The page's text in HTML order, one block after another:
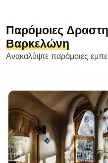
Παρόμοιες
Βαρκελώνη
Ανακαλύψτε παρόμοιες